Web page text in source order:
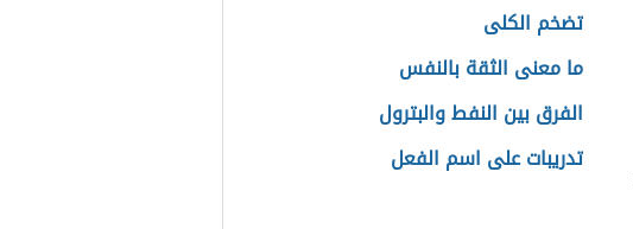
تضخم الكلى
ما معنى الثقة بالنفس
الفرق بين النفط والبترول
تدريبات على اسم الفعل